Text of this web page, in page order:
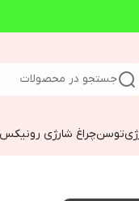
جستجو در محصولات
توسنچراغ شارژی رونیکس